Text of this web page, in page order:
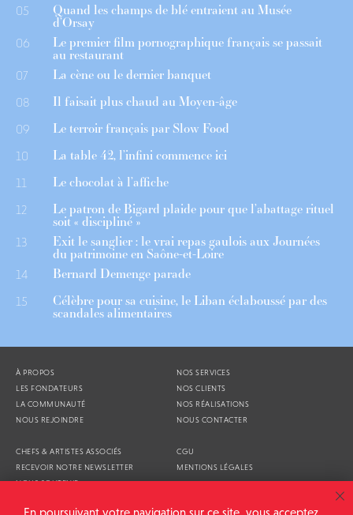
05 Quand les champs de blé entraient au Musée
d’Orsay
06 Le premier film pornographique français se passait
au restaurant
07 La cène ou le dernier banquet
08 Il faisait plus chaud au Moyen-âge
09 Le terroir français par Slow Food
10 La table 42, l’infini commence ici
11 Le chocolat à l’affiche
12 Le patron de Bigard plaide pour que l’abattage rituel
soit « discipliné »
13 Exit le sanglier : le vrai repas gaulois aux Journées
du patrimoine en Saône-et-Loire
14 Bernard Demenge parade
15 Célèbre pour sa cuisine, le Liban éclaboussé par des
scandales alimentaires
À PROPOS
LES FONDATEURS
LA COMMUNAUTÉ
NOUS REJOINDRE
NOS SERVICES
NOS CLIENTS
NOS RÉALISATIONS
NOUS CONTACTER
CHEFS & ARTISTES ASSOCIÉS
RECEVOIR NOTRE NEWSLETTER
NOUS SOUTENIR
CGU
MENTIONS LÉGALES
En poursuivant votre navigation sur ce site, vous acceptez